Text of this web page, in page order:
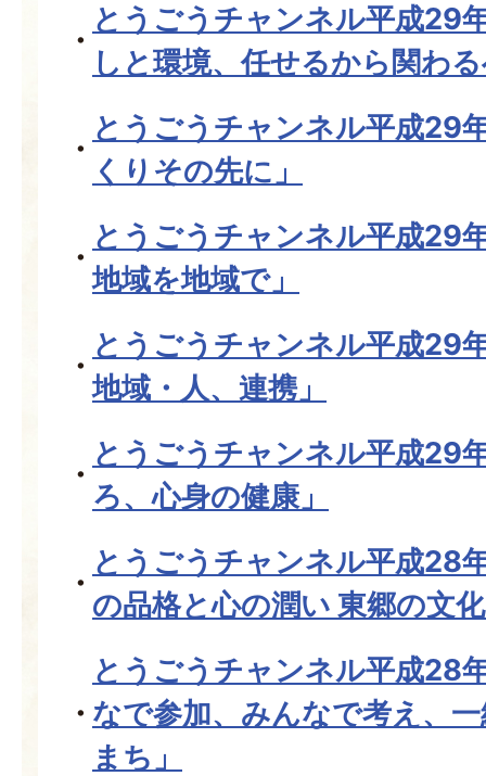
とうごうチャンネル平成29
しと環境、任せるから関わ
とうごうチャンネル平成29
くりその先に」
とうごうチャンネル平成29
地域を地域で」
とうごうチャンネル平成29
地域・人、連携」
とうごうチャンネル平成29
ろ、心身の健康」
とうごうチャンネル平成28
の品格と心の潤い 東郷の文
とうごうチャンネル平成28
なで参加、みんなで考え、
まち」